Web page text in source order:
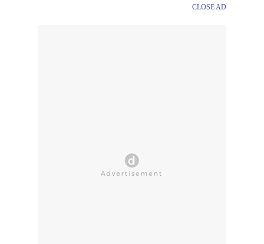
CLOSE AD